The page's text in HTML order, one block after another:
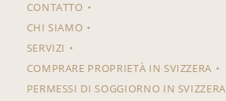
CONTATTO
CHI SIAMO
SERVIZI
COMPRARE PROPRIETÀ IN SVIZZERA
PERMESSI DI SOGGIORNO IN SVIZZERA